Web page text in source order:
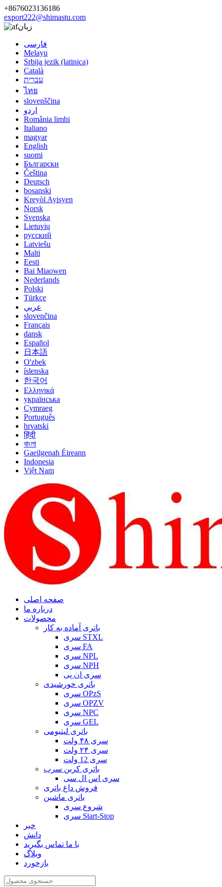
+8676023136186
export222@shimastu.com
زبان
فارسی
Melayu
Srbija jezik (latinica)
Català
עברית
ไทย
slovenščina
اردو
România limbi
Italiano
magyar
English
suomi
Български
Čeština
Deutsch
bosanski
Kreyòl Ayisyen
Norsk
Svenska
Lietuvių
русский
Latviešu
Malti
Eesti
Bai Miaowen
Nederlands
Polski
Türkçe
عربي
slovenčina
Français
dansk
Español
日本語
O'zbek
íslenska
한국어
Ελληνικά
українська
Cymraeg
Português
hrvatski
हिंदी
বাংলা
Gaeilgenah Éireann
Indonesia
Việt Nam
صفحه اصلی
درباره ما
محصولات
باتری آماده به کار
سری STXL
سری FA
سری NPL
سری NPH
سری ان پی
باتری خورشیدی
سری OPzS
سری OPZV
سری NPC
سری GEL
باتری لیتیومی
سری ۴۸ ولت
سری ۲۴ ولت
سری 12 ولت
باتری کربن سرب
سری اس ال سی
فروش داغ باتری
باتری ماشین
شروع سری
سری Start-Stop
خبر
دانش
با ما تماس بگیرید
وبلاگ
بازخورد